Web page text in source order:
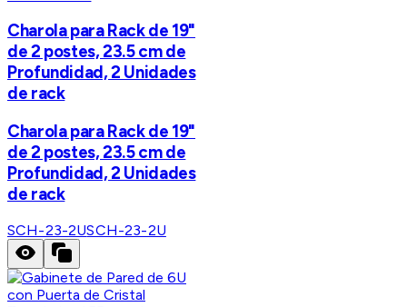
Charola para Rack de 19"
de 2 postes, 23.5 cm de
Profundidad, 2 Unidades
de rack
Charola para Rack de 19"
de 2 postes, 23.5 cm de
Profundidad, 2 Unidades
de rack
SCH-23-2USCH-23-2U